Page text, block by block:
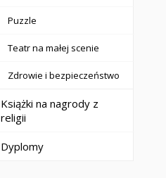
Puzzle
Teatr na małej scenie
Zdrowie i bezpieczeństwo
Książki na nagrody z
religii
Dyplomy